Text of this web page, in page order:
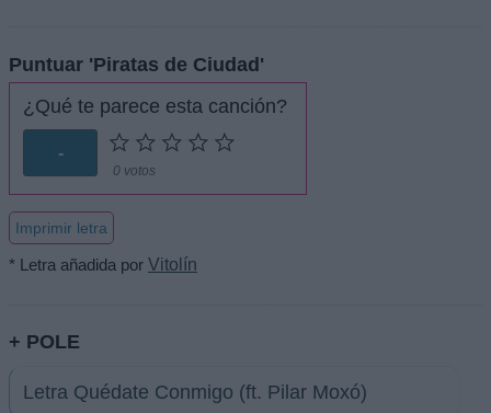
Puntuar 'Piratas de Ciudad'
¿Qué te parece esta canción?
-
0 votos
Imprimir letra
* Letra añadida por Vitolín
+ POLE
Letra Quédate Conmigo (ft. Pilar Moxó)